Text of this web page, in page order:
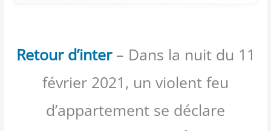
Retour d’inter– Dans la nuit du 11
février 2021, un violent feu
d’appartement se déclare